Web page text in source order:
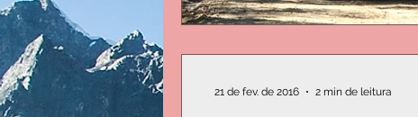
21 de fev. de 2016 2 min de leitura